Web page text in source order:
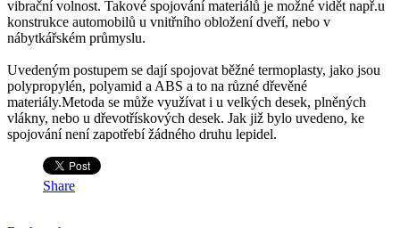
vibrační volnost. Takové spojování materiálů je možné vidět např.u
konstrukce automobilů u vnitřního obložení dveří, nebo v
nábytkářském průmyslu.
Uvedeným postupem se dají spojovat běžné termoplasty, jako jsou
polypropylén, polyamid a ABS a to na různé dřevěné
materiály.Metoda se může využívat i u velkých desek, plněných
vlákny, nebo u dřevotřískových desek. Jak již bylo uvedeno, ke
spojování není zapotřebí žádného druhu lepidel.
Share